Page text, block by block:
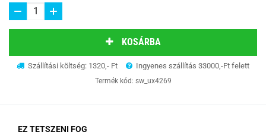
KOSÁRBA
Szállítási költség: 1320,- Ft Ingyenes szállítás 33000,-Ft felett
Termék kód: sw_ux4269
EZ TETSZENI FOG